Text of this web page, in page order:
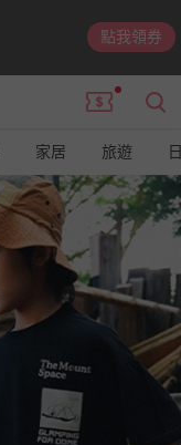
點我領券
家居 旅遊